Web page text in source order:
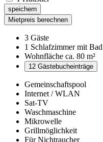
speichern
Mietpreis berechnen
3 Gäste
1 Schlafzimmer mit Bad
Wohnfläche ca. 80 m²
12 Gästebucheinträge
Gemeinschaftspool
Internet / WLAN
Sat-TV
Waschmaschine
Mikrowelle
Grillmöglichkeit
Für Nichtraucher